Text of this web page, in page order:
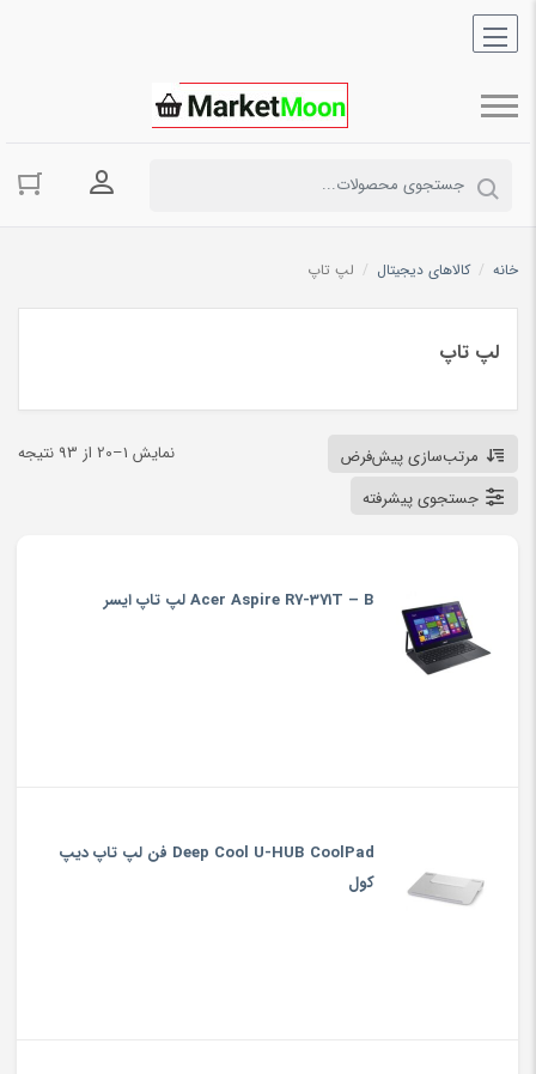
ورود به
خانه / کالاهای دیجیتال / لپ تاپ
لپ تاپ
نمایش 1–20 از 93 نتیجه
مرتب‌سازی پیش‌فرض
جستجوی پیشرفته
Acer Aspire R7-371T – B لپ تاپ ایسر
Deep Cool U-HUB CoolPad فن لپ تاپ دیپ
کول